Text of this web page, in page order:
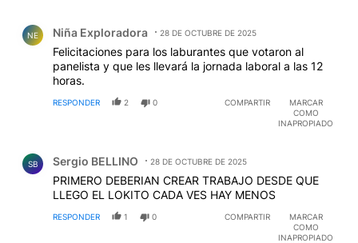
NE Niña Exploradora 28 DE OCTUBRE DE 2025
Felicitaciones para los laburantes que votaron al
panelista y que les llevará la jornada laboral a las 12
horas.
RESPONDER 2 0 COMPARTIR
MARCAR
COMO
INAPROPIADO
SB Sergio BELLINO 28 DE OCTUBRE DE 2025
PRIMERO DEBERIAN CREAR TRABAJO DESDE QUE
LLEGO EL LOKITO CADA VES HAY MENOS
RESPONDER 1 0 COMPARTIR
MARCAR
COMO
INAPROPIADO